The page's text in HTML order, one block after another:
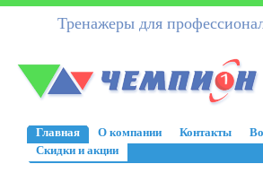
Тренажеры для
Главная О компании Контакты
Скидки и акции